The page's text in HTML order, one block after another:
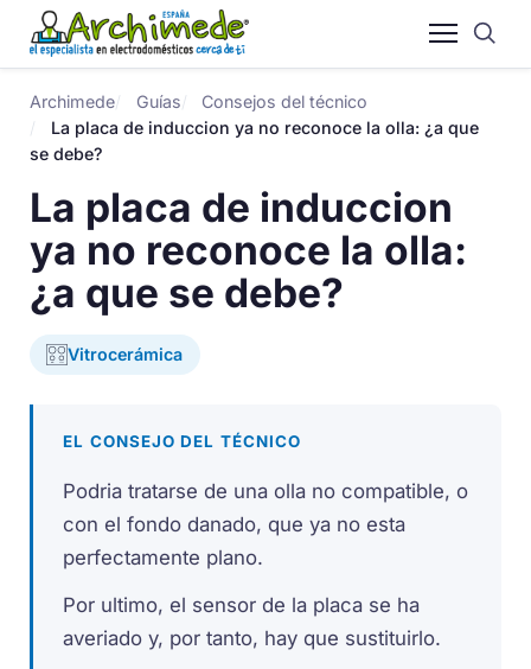
Archimede Guías
Consejos del técnico
La placa de induccion ya no reconoce la olla: ¿a que
se debe?
La placa de induccion
ya no reconoce la olla:
¿a que se debe?
Vitrocerámica
EL CONSEJO DEL TÉCNICO
Podria tratarse de una olla no compatible, o
con el fondo danado, que ya no esta
perfectamente plano.
Por ultimo, el sensor de la placa se ha
averiado y, por tanto, hay que sustituirlo.